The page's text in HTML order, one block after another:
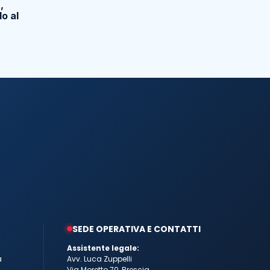
al
SEDE OPERATIVA E CONTATTI
Assistente legale:
Avv. Luca Zuppelli